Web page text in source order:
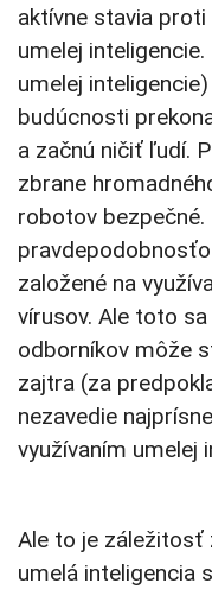
aktívne stavia
umelej
umelej
budúcnosti
a začnú ničiť ľudí.
zbrane
robotov bezpečné.
založené na
vírusov. Ale toto
odborníkov môže
zajtra (za
nezavedie
využívaním umelej
Ale to je záležitosť
umelá inteligencia